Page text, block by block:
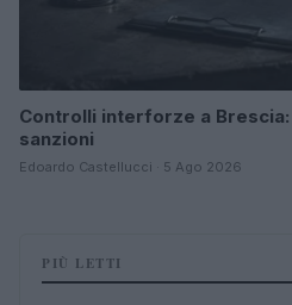
Controlli interforze a
sanzioni
Edoardo Castellucci · 5 Ago 2026
PIÙ LETTI